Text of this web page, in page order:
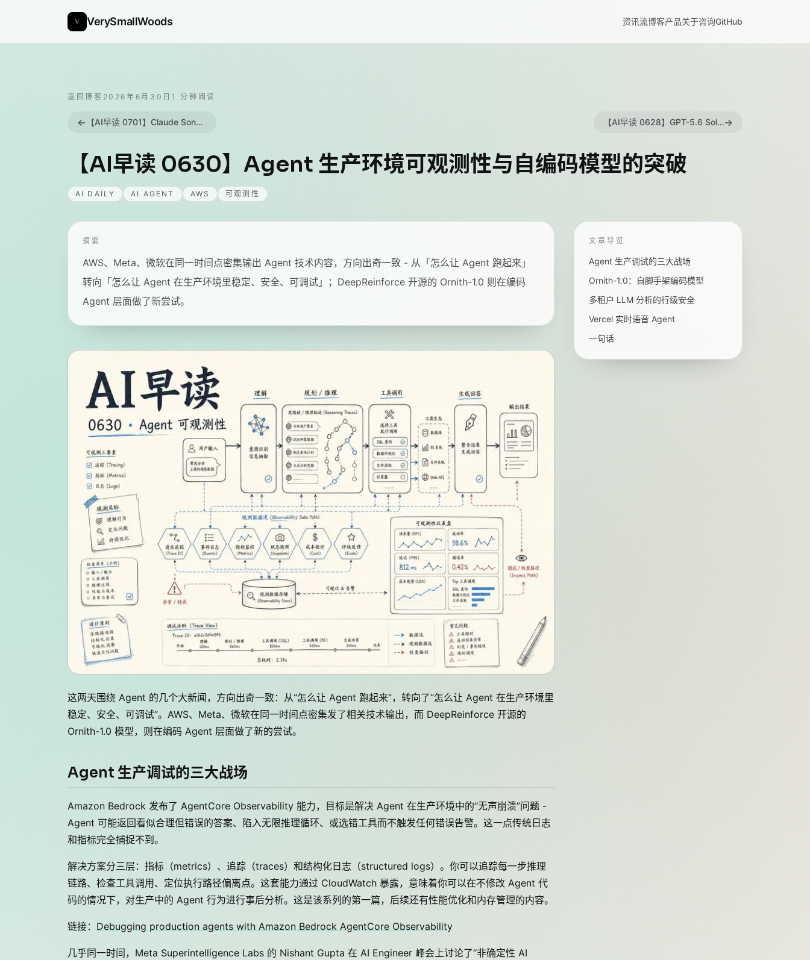
VerySmallWoods 资讯流博客产品关于咨询GitHub
返回博客 2026年6月30日 1 分钟阅读
← 【AI早读 0701】Claude Sonnet 5 发布，引领 Agentic 模型新浪潮 【AI早读 0628】GPT-5.6 Sol 作弊率创纪录，DeepSeek 开源 DSpark，Fable 5 回归在即→
【AI早读 0630】Agent 生产环境可观测性与自编码模型的突破
AI DAILY AI AGENT AWS 可观测性
摘要
AWS、Meta、微软在同一时间点密集输出 Agent 技术内容，方向出奇一致 - 从「怎么让 Agent 跑起来」
转向「怎么让 Agent 在生产环境里稳定、安全、可调试」；DeepReinforce 开源的 Ornith-1.0 则在编码
Agent 层面做了新尝试。
这两天围绕 Agent 的几个大新闻，方向出奇一致：从“怎么让 Agent 跑起来”，转向了“怎么让 Agent 在生产环境里
稳定、安全、可调试”。AWS、Meta、微软在同一时间点密集发了相关技术输出，而 DeepReinforce 开源的
Ornith-1.0 模型，则在编码 Agent 层面做了新的尝试。
Agent 生产调试的三大战场
Amazon Bedrock 发布了 AgentCore Observability 能力，目标是解决 Agent 在生产环境中的“无声崩溃”问题 -
Agent 可能返回看似合理但错误的答案、陷入无限推理循环、或选错工具而不触发任何错误告警。这一点传统日志
和指标完全捕捉不到。
解决方案分三层：指标（metrics）、追踪（traces）和结构化日志（structured logs）。你可以追踪每一步推理
链路、检查工具调用、定位执行路径偏离点。这套能力通过 CloudWatch 暴露，意味着你可以在不修改 Agent 代
码的情况下，对生产中的 Agent 行为进行事后分析。这是该系列的第一篇，后续还有性能优化和内存管理的内容。
链接： Debugging production agents with Amazon Bedrock AgentCore Observability
几乎同一时间，Meta Superintelligence Labs 的 Nishant Gupta 在 AI Engineer 峰会上讨论了“非确定性 AI
文章导览
Agent 生产调试的三大战场
Ornith-1.0：自脚手架编码模型
多租户 LLM 分析的行级安全
Vercel 实时语音 Agent
一句话